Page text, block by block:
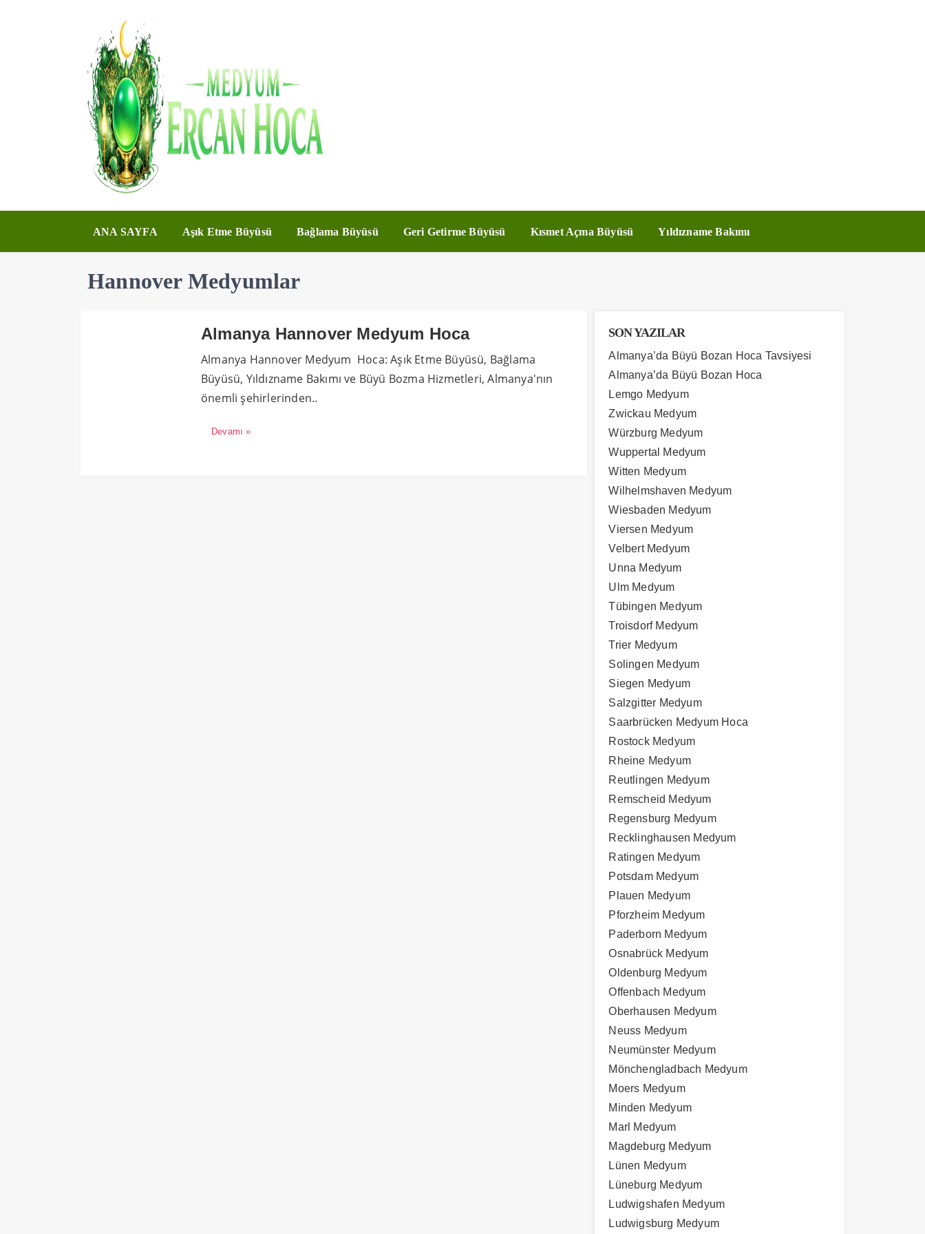
ANA SAYFA Aşık Etme Büyüsü Bağlama Büyüsü Geri Getirme Büyüsü Kısmet Açma Büyüsü Yıldızname Bakımı
Hannover Medyumlar
Almanya Hannover Medyum Hoca
Almanya Hannover Medyum Hoca: Aşık Etme Büyüsü, Bağlama
Büyüsü, Yıldızname Bakımı ve Büyü Bozma Hizmetleri, Almanya'nın
önemli şehirlerinden..
Devamı »
SON YAZILAR
Almanya’da Büyü Bozan Hoca Tavsiyesi
Almanya’da Büyü Bozan Hoca
Lemgo Medyum
Zwickau Medyum
Würzburg Medyum
Wuppertal Medyum
Witten Medyum
Wilhelmshaven Medyum
Wiesbaden Medyum
Viersen Medyum
Velbert Medyum
Unna Medyum
Ulm Medyum
Tübingen Medyum
Troisdorf Medyum
Trier Medyum
Solingen Medyum
Siegen Medyum
Salzgitter Medyum
Saarbrücken Medyum Hoca
Rostock Medyum
Rheine Medyum
Reutlingen Medyum
Remscheid Medyum
Regensburg Medyum
Recklinghausen Medyum
Ratingen Medyum
Potsdam Medyum
Plauen Medyum
Pforzheim Medyum
Paderborn Medyum
Osnabrück Medyum
Oldenburg Medyum
Offenbach Medyum
Oberhausen Medyum
Neuss Medyum
Neumünster Medyum
Mönchengladbach Medyum
Moers Medyum
Minden Medyum
Marl Medyum
Magdeburg Medyum
Lünen Medyum
Lüneburg Medyum
Ludwigshafen Medyum
Ludwigsburg Medyum